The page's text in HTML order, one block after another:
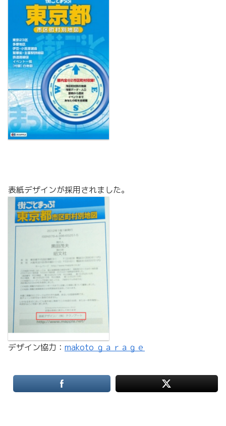
表紙デザインが採用されました。
デザイン協力： makoto ｇａｒａｇｅ